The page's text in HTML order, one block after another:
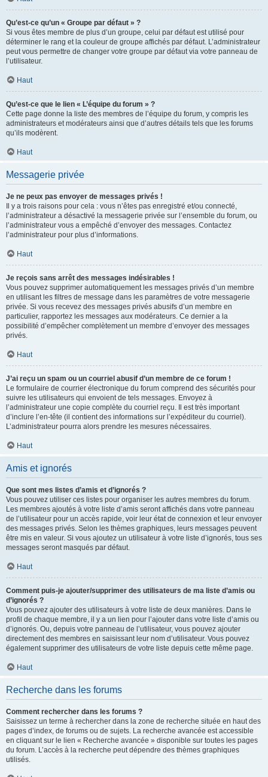
Qu’est-ce qu’un « Groupe par défaut » ?
Si vous êtes membre de plus d’un groupe, celui par défaut est utilisé pour
déterminer le rang et la couleur de groupe affichés par défaut. L’administrateur
peut vous permettre de changer votre groupe par défaut via votre panneau de
l’utilisateur.
Haut
Qu’est-ce que le lien « L’équipe du forum » ?
Cette page donne la liste des membres de l’équipe du forum, y compris les
administrateurs et modérateurs ainsi que d’autres détails tels que les forums
qu’ils modèrent.
Haut
Messagerie privée
Je ne peux pas envoyer de messages privés !
Il y a trois raisons pour cela : vous n’êtes pas enregistré et/ou connecté,
l’administrateur a désactivé la messagerie privée sur l’ensemble du forum, ou
l’administrateur vous a empêché d’envoyer des messages. Contactez
l’administrateur pour plus d’informations.
Haut
Je reçois sans arrêt des messages indésirables !
Vous pouvez supprimer automatiquement les messages privés d’un membre
en utilisant les filtres de message dans les paramètres de votre messagerie
privée. Si vous recevez des messages privés abusifs d’un membre en
particulier, rapportez les messages aux modérateurs. Ce dernier a la
possibilité d’empêcher complètement un membre d’envoyer des messages
privés.
Haut
J’ai reçu un spam ou un courriel abusif d’un membre de ce forum !
Le formulaire de courrier électronique du forum comprend des sécurités pour
suivre les utilisateurs qui envoient de tels messages. Envoyez à
l’administrateur une copie complète du courriel reçu. Il est très important
d’inclure l’en-tête (il contient des informations sur l’expéditeur du courriel).
L’administrateur pourra alors prendre les mesures nécessaires.
Haut
Amis et ignorés
Que sont mes listes d’amis et d’ignorés ?
Vous pouvez utiliser ces listes pour organiser les autres membres du forum.
Les membres ajoutés à votre liste d’amis seront affichés dans votre panneau
de l’utilisateur pour un accès rapide, voir leur état de connexion et leur envoyer
des messages privés. Selon les thèmes graphiques, leurs messages peuvent
être mis en valeur. Si vous ajoutez un utilisateur à votre liste d’ignorés, tous ses
messages seront masqués par défaut.
Haut
Comment puis-je ajouter/supprimer des utilisateurs de ma liste d’amis ou
d’ignorés ?
Vous pouvez ajouter des utilisateurs à votre liste de deux manières. Dans le
profil de chaque membre, il y a un lien pour l’ajouter dans votre liste d’amis ou
d’ignorés. Ou, depuis votre panneau de l’utilisateur, vous pouvez ajouter
directement des membres en saisissant leur nom d’utilisateur. Vous pouvez
également supprimer des utilisateurs de votre liste depuis cette même page.
Haut
Recherche dans les forums
Comment rechercher dans les forums ?
Saisissez un terme à rechercher dans la zone de recherche située en haut des
pages d’index, de forums ou de sujets. La recherche avancée est accessible
en cliquant sur le lien « Recherche avancée » disponible sur toutes les pages
du forum. L’accès à la recherche peut dépendre des thèmes graphiques
utilisés.